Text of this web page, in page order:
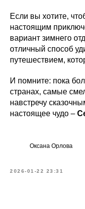
Если вы хотите,
настоящим
вариант зимнего
отличный способ
путешествием,
И помните: пока
странах, самые
навстречу
настоящее чудо –
Оксана Орлова
2026-01-22 23:31